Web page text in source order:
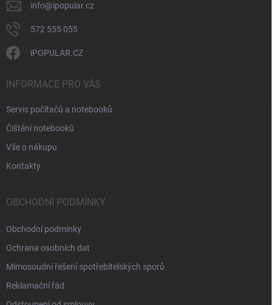
info@ipopular.cz
572 555 055
iPOPULAR.CZ
INFORMACE PRO VÁS
Servis počítačů a notebooků
Čištění notebooků
Vše o nákupu
Kontakty
OBCHODNÍ PODMÍNKY
Obchodní podmínky
Ochrana osobních dat
Mimosoudní řešení spotřebitelských sporů
Reklamační řád